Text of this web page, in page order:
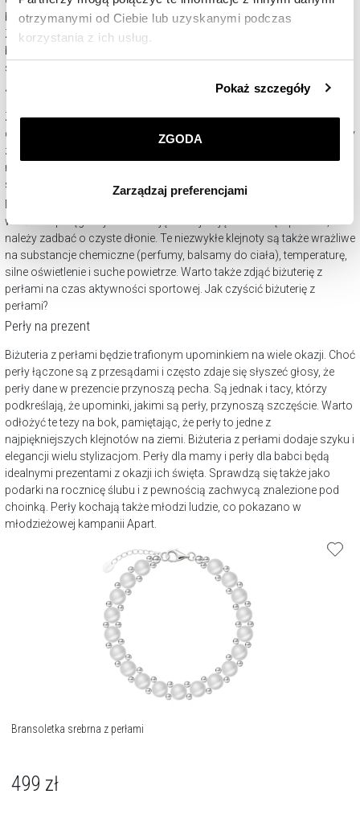
otrzymanymi od Ciebie lub uzyskanymi podczas
korzystania z ich usług.
przez nas plików cookie znajdziesz wPolityce
prywatności.
korzystamy. Możesz również wybrać jaki rodzaj plików
Zarządzaj preferencjami. W każdej chwili możesz
dokonać zmiany wybranych przez Ciebie plików cookie.
Pokaż szczegóły
ZGODA
Zarządzaj preferencjami
biżuterię z perłami, uzupełniając nimi swój codzienny look.
Zainteresowaniem cieszą się zarówno w mniejszym wydaniu, jak i te
bardziej okazałe wzory. Perły dla mężczyzn to przede wszystkim
sznury pereł
Jak przechowywać perły?
Ze względu na fakt, że biżuteria z perłami to materia niezwykle
delikatna, ważne jest jej odpowiednie przechowywanie. Najlepiej każdy
z elementów wkładać do oddzielnego woreczka, wykonanego z
naturalnej, przewiewnej tkaniny. Doskonale sprawdzi się także
szkatułka na biżuterię .
właściwa pielęgnacja. Zakładając i zdejmując biżuterię z perłami,
należy zadbać o czyste dłonie. Te niezwykłe klejnoty są także wrażliwe
na substancje chemiczne (perfumy, balsamy do ciała), temperaturę,
silne oświetlenie i suche powietrze. Warto także zdjąć biżuterię z
perłami na czas aktywności sportowej. Jak czyścić biżuterię z
perłami?
Perły na prezent
Biżuteria z perłami będzie trafionym upominkiem na wiele okazji. Choć
perły łączone są z przesądami i często zdaje się słyszeć głosy, że
perły dane w prezencie przynoszą pecha. Są jednak i tacy, którzy
podkreślają, że upominki, jakimi są perły, przynoszą szczęście. Warto
odłożyć te tezy na bok, pamiętając, że perły to jedne z
najpiękniejszych klejnotów na ziemi. Biżuteria z perłami dodaje szyku i
elegancji wielu stylizacjom. Perły dla mamy i perły dla babci będą
idealnymi prezentami z okazji ich święta. Sprawdzą się także jako
podarki na rocznicę ślubu i z pewnością zachwycą znalezione pod
choinką. Perły kochają także młodzi ludzie, co pokazano w
młodzieżowej kampanii Apart
Bransoletka srebrna z perłami
499 zł